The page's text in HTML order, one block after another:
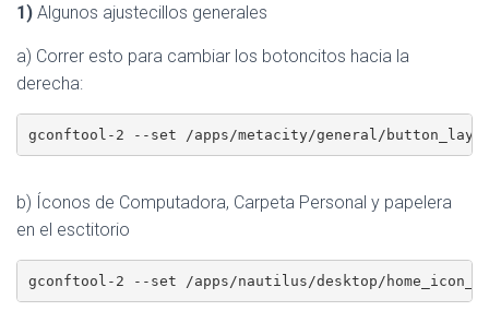
1) Algunos ajustecillos generales
a) Correr esto para cambiar los botoncitos hacia la
derecha:
gconftool-2 --set /apps/metacity/general/
b) Íconos de Computadora, Carpeta Personal y papelera
en el esctitorio
gconftool-2 --set /apps/nautilus/desktop/